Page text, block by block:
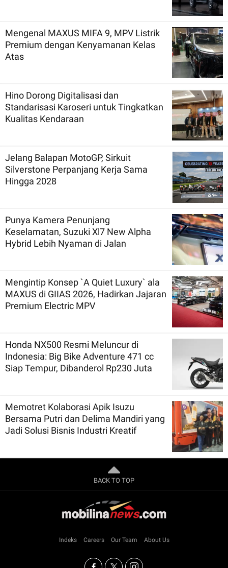
Mengenal MAXUS MIFA 9, MPV Listrik
Premium dengan Kenyamanan Kelas
Atas
Hino Dorong Digitalisasi dan
Standarisasi Karoseri untuk Tingkatkan
Kualitas Kendaraan
Jelang Balapan MotoGP, Sirkuit
Silverstone Perpanjang Kerja Sama
Hingga 2028
Punya Kamera Penunjang
Keselamatan, Suzuki Xl7 New Alpha
Hybrid Lebih Nyaman di Jalan
Mengintip Konsep `A Quiet Luxury` ala
MAXUS di GIIAS 2026, Hadirkan Jajaran
Premium Electric MPV
Honda NX500 Resmi Meluncur di
Indonesia: Big Bike Adventure 471 cc
Siap Tempur, Dibanderol Rp230 Juta
Memotret Kolaborasi Apik Isuzu
Bersama Putri dan Delima Mandiri yang
Jadi Solusi Bisnis Industri Kreatif
BACK TO TOP
Indeks Careers Our Team About Us